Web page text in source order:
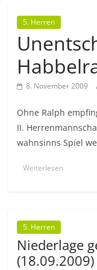
5. Herren
8. November 2009
Ohne Ralph
II.
wahnsinns Spiel
Weiterlesen
5. Herren
Niederlage
(18.09.2009)